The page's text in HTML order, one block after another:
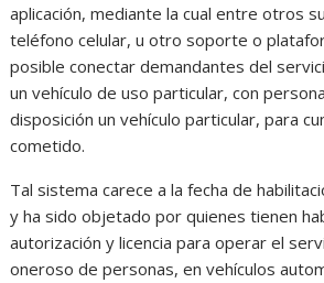
aplicación, mediante la cual entre otros
teléfono celular, u otro soporte o
posible conectar demandantes del
un vehículo de uso particular, con
disposición un vehículo particular, para
cometido.
Tal sistema carece a la fecha de
y ha sido objetado por quienes tienen
autorización y licencia para operar el
oneroso de personas, en vehículos